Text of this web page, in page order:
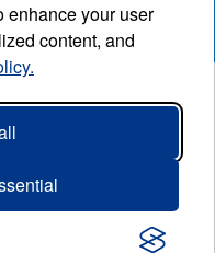
enhance your user
content, and
EXCELENCIAS.